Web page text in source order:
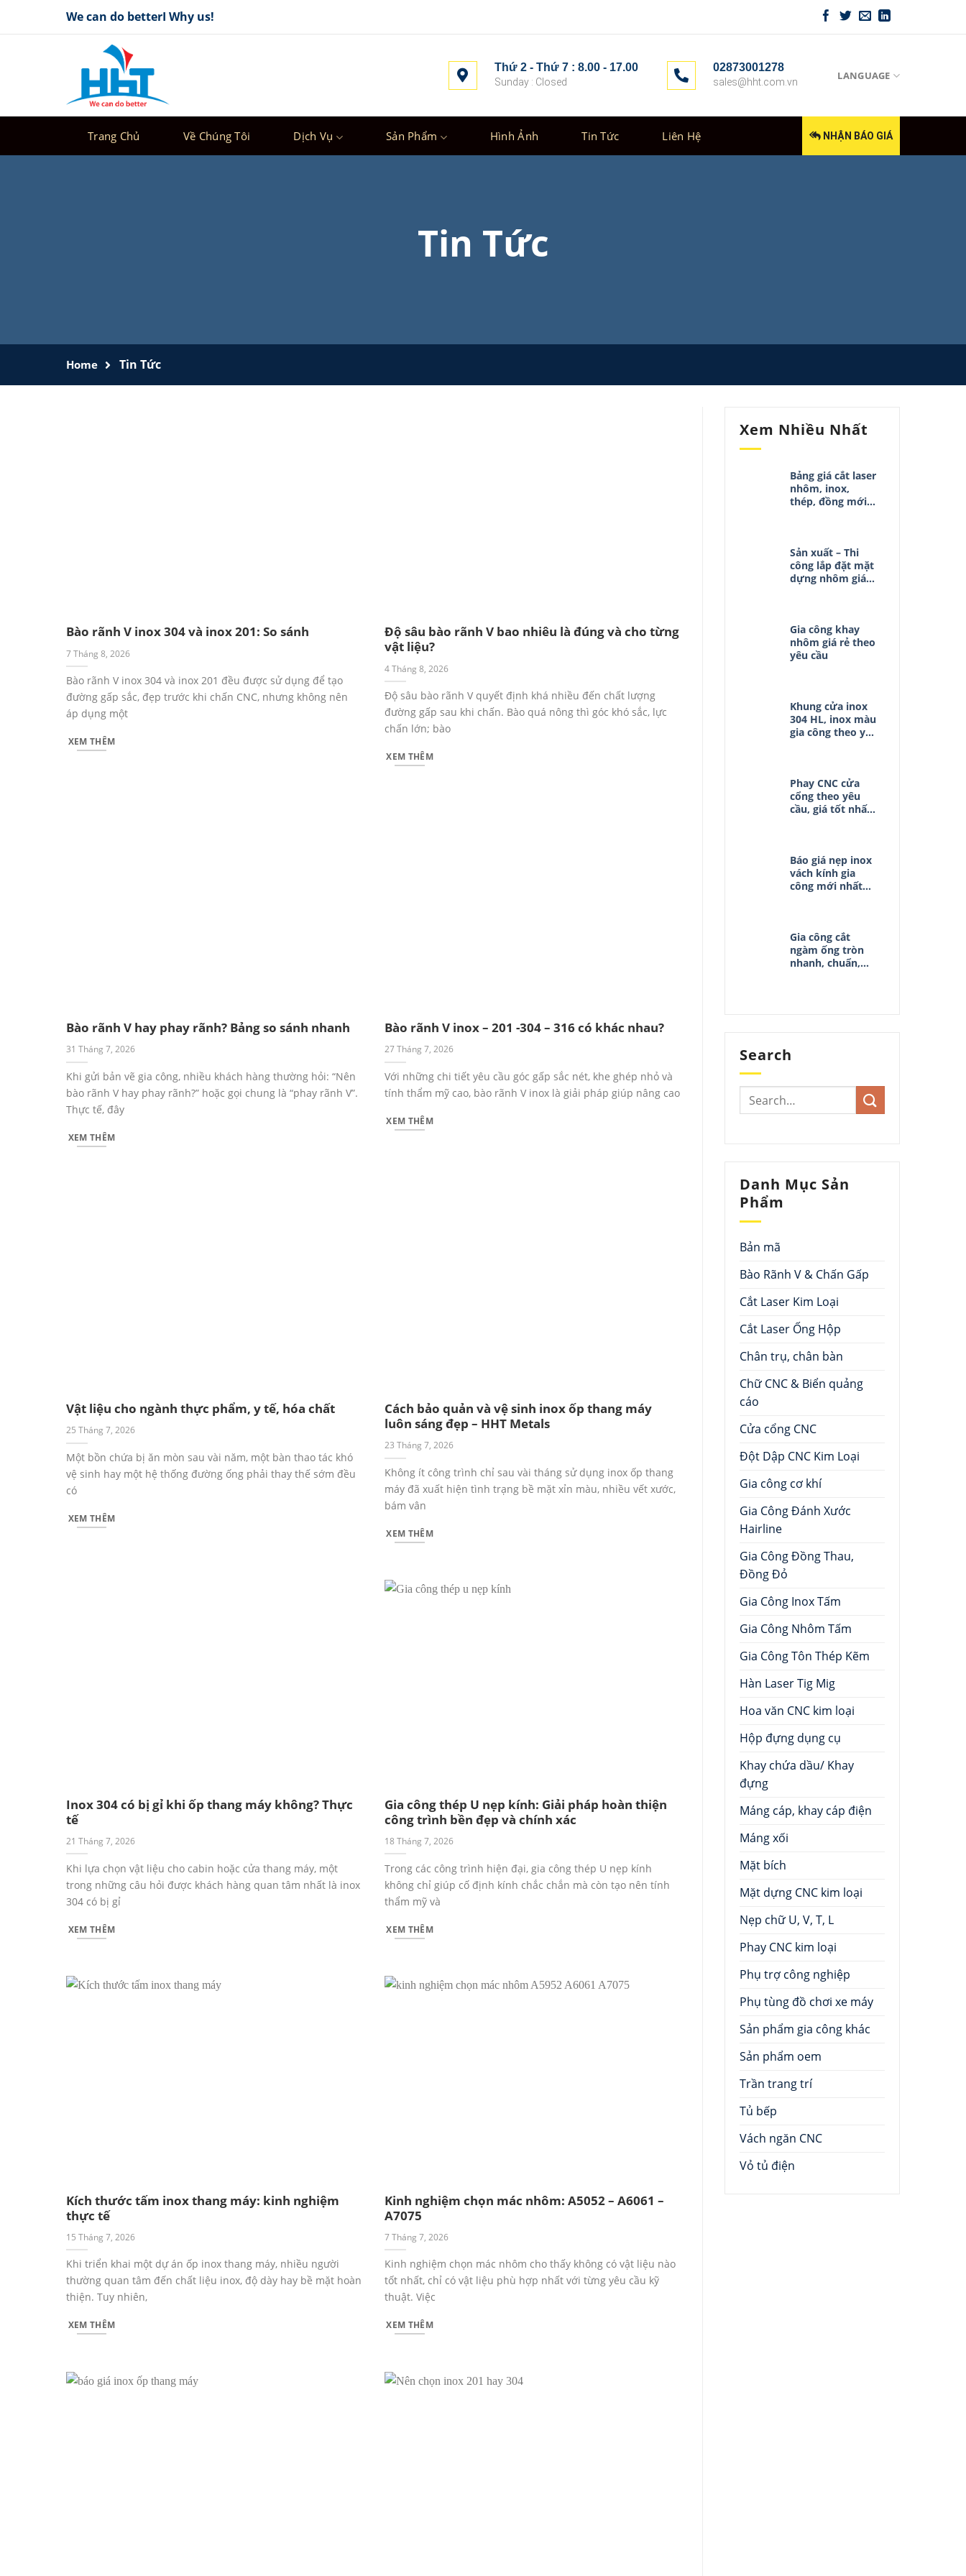
We can do betterI Why us!
Thứ 2 - Thứ 7 : 8.00 - 17.00
Sunday : Closed
02873001278
sales@hht.com.vn LANGUAGE
Trang Chủ Về Chúng Tôi Dịch Vụ Sản Phẩm Hình Ảnh Tin Tức Liên Hệ NHẬN BÁO GIÁ
Tin Tức
Home Tin Tức
Bào rãnh V inox 304 và inox 201: So sánh
7 Tháng 8, 2026
Bào rãnh V inox 304 và inox 201 đều được sử dụng để tạo
đường gấp sắc, đẹp trước khi chấn CNC, nhưng không nên
áp dụng một
XEM THÊM
Độ sâu bào rãnh V bao nhiêu là đúng và cho từng
vật liệu?
4 Tháng 8, 2026
Độ sâu bào rãnh V quyết định khá nhiều đến chất lượng
đường gấp sau khi chấn. Bào quá nông thì góc khó sắc, lực
chấn lớn; bào
XEM THÊM
Bào rãnh V hay phay rãnh? Bảng so sánh nhanh
31 Tháng 7, 2026
Khi gửi bản vẽ gia công, nhiều khách hàng thường hỏi: “Nên
bào rãnh V hay phay rãnh?” hoặc gọi chung là “phay rãnh V”.
Thực tế, đây
XEM THÊM
Bào rãnh V inox – 201 -304 – 316 có khác nhau?
27 Tháng 7, 2026
Với những chi tiết yêu cầu góc gấp sắc nét, khe ghép nhỏ và
tính thẩm mỹ cao, bào rãnh V inox là giải pháp giúp nâng cao
XEM THÊM
Vật liệu cho ngành thực phẩm, y tế, hóa chất
25 Tháng 7, 2026
Một bồn chứa bị ăn mòn sau vài năm, một bàn thao tác khó
vệ sinh hay một hệ thống đường ống phải thay thế sớm đều
có
XEM THÊM
Cách bảo quản và vệ sinh inox ốp thang máy
luôn sáng đẹp – HHT Metals
23 Tháng 7, 2026
Không ít công trình chỉ sau vài tháng sử dụng inox ốp thang
máy đã xuất hiện tình trạng bề mặt xỉn màu, nhiều vết xước,
bám vân
XEM THÊM
Inox 304 có bị gỉ khi ốp thang máy không? Thực
tế
21 Tháng 7, 2026
Khi lựa chọn vật liệu cho cabin hoặc cửa thang máy, một
trong những câu hỏi được khách hàng quan tâm nhất là inox
304 có bị gỉ
XEM THÊM
Gia công thép U nẹp kính: Giải pháp hoàn thiện
công trình bền đẹp và chính xác
18 Tháng 7, 2026
Trong các công trình hiện đại, gia công thép U nẹp kính
không chỉ giúp cố định kính chắc chắn mà còn tạo nên tính
thẩm mỹ và
XEM THÊM
Kích thước tấm inox thang máy: kinh nghiệm
thực tế
15 Tháng 7, 2026
Khi triển khai một dự án ốp inox thang máy, nhiều người
thường quan tâm đến chất liệu inox, độ dày hay bề mặt hoàn
thiện. Tuy nhiên,
XEM THÊM
Kinh nghiệm chọn mác nhôm: A5052 – A6061 –
A7075
7 Tháng 7, 2026
Kinh nghiệm chọn mác nhôm cho thấy không có vật liệu nào
tốt nhất, chỉ có vật liệu phù hợp nhất với từng yêu cầu kỹ
thuật. Việc
XEM THÊM
Xem Nhiều Nhất
Bảng giá cắt laser
nhôm, inox,
thép, đồng mới
Sản xuất – Thi
công lắp đặt mặt
dựng nhôm giá
Gia công khay
nhôm giá rẻ theo
yêu cầu
Khung cửa inox
304 HL, inox màu
gia công theo yêu
Phay CNC cửa
cổng theo yêu
cầu, giá tốt nhất
Báo giá nẹp inox
vách kính gia
công mới nhất
Gia công cắt
ngàm ống tròn
nhanh, chuẩn,
Search
Danh Mục Sản
Phẩm
Bản mã
Bào Rãnh V & Chấn Gấp
Cắt Laser Kim Loại
Cắt Laser Ống Hộp
Chân trụ, chân bàn
Chữ CNC & Biển quảng
cáo
Cửa cổng CNC
Đột Dập CNC Kim Loại
Gia công cơ khí
Gia Công Đánh Xước
Hairline
Gia Công Đồng Thau,
Đồng Đỏ
Gia Công Inox Tấm
Gia Công Nhôm Tấm
Gia Công Tôn Thép Kẽm
Hàn Laser Tig Mig
Hoa văn CNC kim loại
Hộp đựng dụng cụ
Khay chứa dầu/ Khay
đựng
Máng cáp, khay cáp điện
Máng xối
Mặt bích
Mặt dựng CNC kim loại
Nẹp chữ U, V, T, L
Phay CNC kim loại
Phụ trợ công nghiệp
Phụ tùng đồ chơi xe máy
Sản phẩm gia công khác
Sản phẩm oem
Trần trang trí
Tủ bếp
Vách ngăn CNC
Vỏ tủ điện